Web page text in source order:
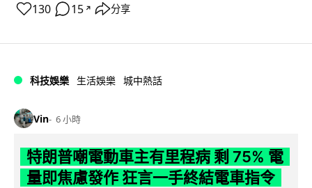
130 15 ↗ 分享
科技娛樂 生活娛樂 城中熱話
Vin 6 小時
特朗普嘲電動車主有里程病 剩 75% 電
量即焦慮發作 狂言一手終結電車指令